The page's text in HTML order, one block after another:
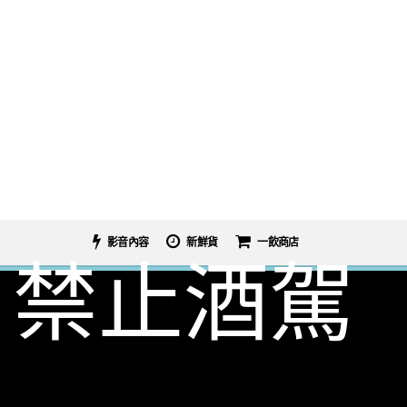
影音內容 新鮮貨 一飲商店
禁止酒駕